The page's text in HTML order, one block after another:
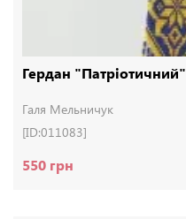
Гердан "Патріотичний"
Галя Мельничук
[ID:011083]
550 грн